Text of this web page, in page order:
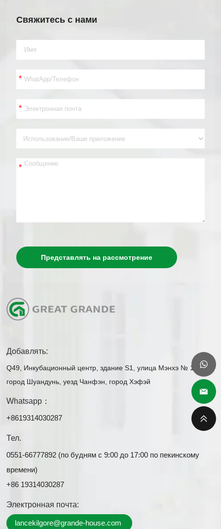
Свяжитесь с нами
*
*
*
Представлять на рассмотрение
Добавлять:
Q49, Инкубационный центр, здание S1, улица Мэнхэ № 1,
город Шуандунь, уезд Чанфэн, город Хэфэй
Whatsapp：
+8619314030287
Тел.
0551-66777892 (по будням с 9:00 до 17:00 по пекинскому
времени)
+86 19314030287
Электронная почта:
lancekilgore@grande-house.com